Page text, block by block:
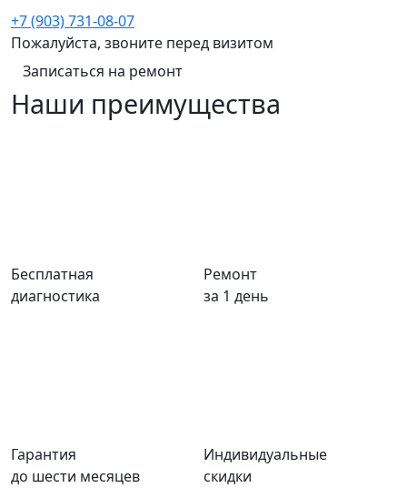
+7 (903) 731-08-07
Пожалуйста, звоните перед визитом
Записаться на ремонт
Наши преимущества
Бесплатная
диагностика
Ремонт
за 1 день
Гарантия
до шести месяцев
Индивидуальные
скидки